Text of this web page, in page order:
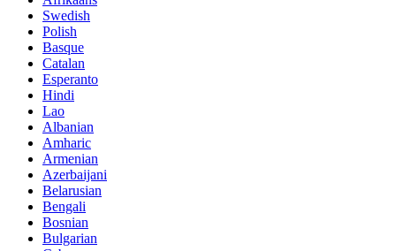
Swedish
Polish
Basque
Catalan
Esperanto
Hindi
Lao
Albanian
Amharic
Armenian
Azerbaijani
Belarusian
Bengali
Bosnian
Bulgarian